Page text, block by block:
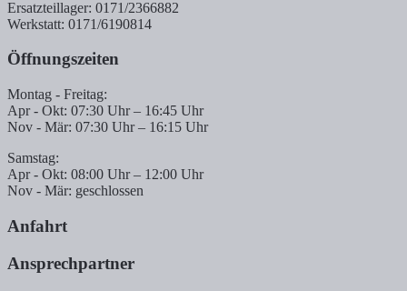
Ersatzteillager: 0171/2366882
Werkstatt: 0171/6190814
Öffnungszeiten
Montag - Freitag:
Apr - Okt: 07:30 Uhr – 16:45 Uhr
Nov - Mär: 07:30 Uhr – 16:15 Uhr
Samstag:
Apr - Okt: 08:00 Uhr – 12:00 Uhr
Nov - Mär: geschlossen
Anfahrt
Ansprechpartner